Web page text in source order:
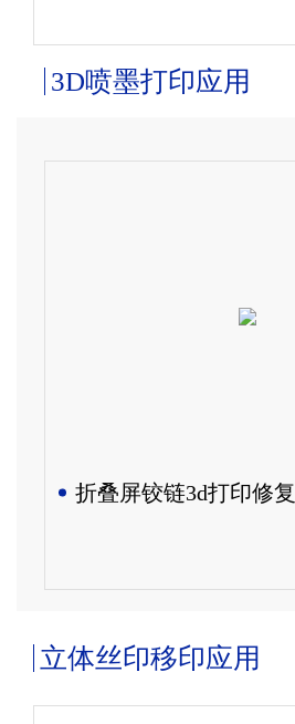
3D喷墨打印应用
折叠屏铰链3d打印修复
立体丝印移印应用